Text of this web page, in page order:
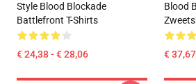
Style Blood Blockade
Battlefront T-Shirts
€ 24,38 - € 28,06
Blood
€